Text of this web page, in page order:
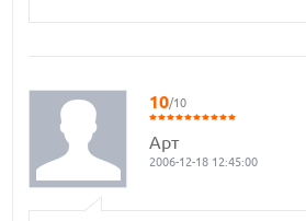
10/10
Арт
2006-12-18 12:45:00